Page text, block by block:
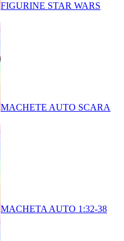
FIGURINE STAR WARS
MACHETE AUTO SCARA
MACHETA AUTO 1:32-38